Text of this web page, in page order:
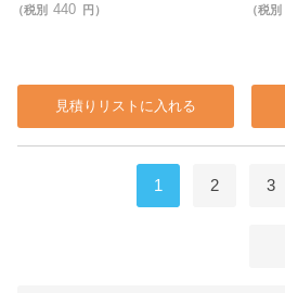
（税別 440 円）
見積りリストに入れる
（税別
1 2 3